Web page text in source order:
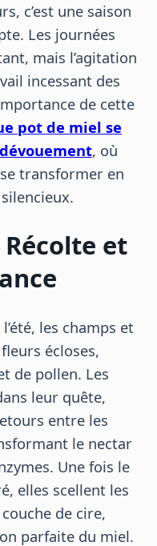
c’est une saison
Les journées
mais l’agitation
incessant des
de cette
pot de miel se
, où
transformer en
Récolte et
les champs et
écloses,
de pollen. Les
leur quête,
entre les
le nectar
Une fois le
elles scellent les
de cire,
parfaite du miel.